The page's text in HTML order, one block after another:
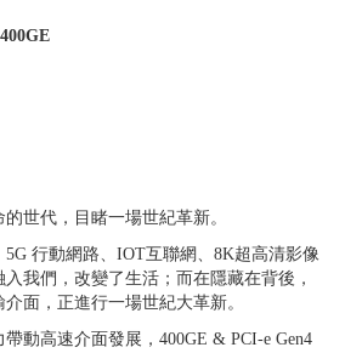
世代，目睹一場世紀革新。
5G 行動網路、 IOT互聯網、 8K超高清影像
我們，改變了生活；而在隱藏在背後，
面，正進行一場世紀大革新。
動高速介面發展， 400GE & PCI-e Gen4